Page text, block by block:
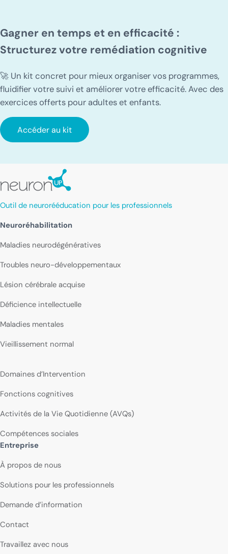
Gagner en temps et en efficacité :
Structurez votre remédiation cognitive
🚀 Un kit concret pour mieux organiser vos programmes,
fluidifier votre suivi et améliorer votre efficacité. Avec des
exercices offerts pour adultes et enfants.
Accéder au kit
Outil de neurorééducation pour les professionnels
Neuroréhabilitation
Maladies neurodégénératives
Troubles neuro-développementaux
Lésion cérébrale acquise
Déficience intellectuelle
Maladies mentales
Vieillissement normal
Domaines d’Intervention
Fonctions cognitives
Activités de la Vie Quotidienne (AVQs)
Compétences sociales
Entreprise
À propos de nous
Solutions pour les professionnels
Demande d’information
Contact
Travaillez avec nous